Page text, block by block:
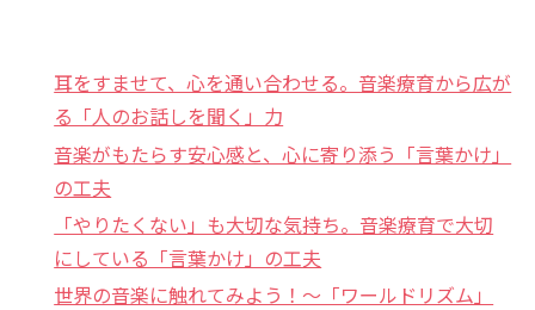
耳をすませて、心を通い合わせる。音楽療育から広が
る「人のお話しを聞く」力
音楽がもたらす安心感と、心に寄り添う「言葉かけ」
の工夫
「やりたくない」も大切な気持ち。音楽療育で大切
にしている「言葉かけ」の工夫
世界の音楽に触れてみよう！〜「ワールドリズム」